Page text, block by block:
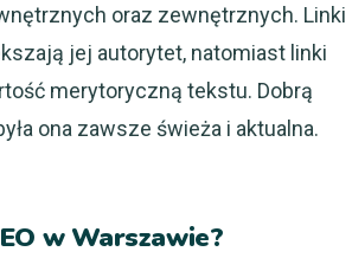
oraz zewnętrznych. Linki
jej autorytet, natomiast linki
merytoryczną tekstu. Dobrą
ona zawsze świeża i aktualna.
w Warszawie?